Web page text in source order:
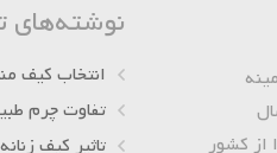
زمینه
از کشور
نوشته‌های
انتخاب کیف
تفاوت چرم
تاثیر کیف